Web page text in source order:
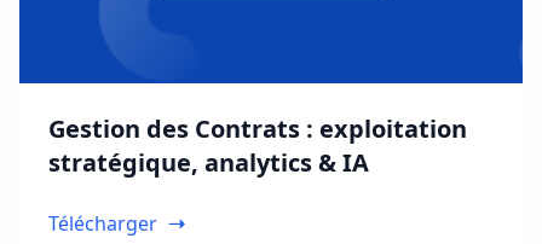
Gestion des Contrats : exploitation
stratégique, analytics & IA
Télécharger